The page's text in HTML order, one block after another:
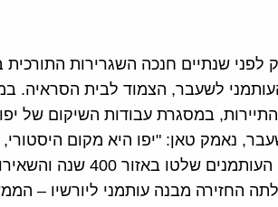
לפני שנתיים חנכה השגרירות
לשעבר, הצמוד לבית הסראיה.
במסגרת עבודות השיקום של יפו
נאמק טאן: "יפו היא מקום היסטורי,
נותרו אתרים מהתרבות העותמנית ומדתות ותרבויות אחרות". העותמנים שלטו באזור 400 שנה והשאירו
החזירה מבנה עותמני ליורשיו –